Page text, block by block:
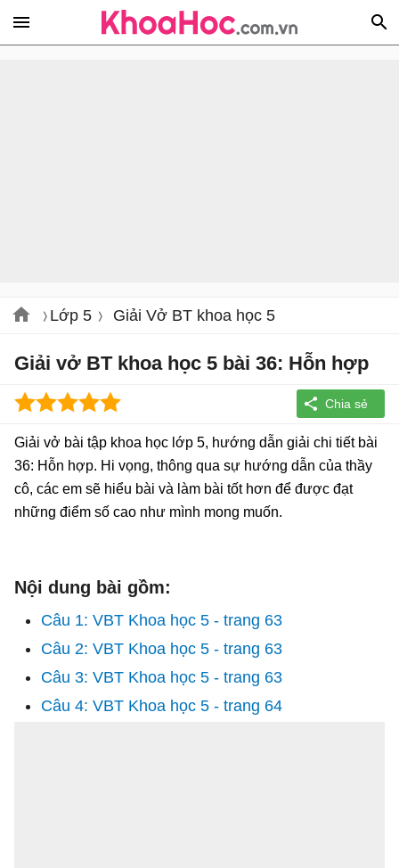
Lớp 5 Giải Vở BT khoa học 5
Giải vở BT khoa học 5 bài 36: Hỗn hợp
Giải vở bài tập khoa học lớp 5, hướng dẫn giải chi tiết bài
36: Hỗn hợp. Hi vọng, thông qua sự hướng dẫn của thầy
cô, các em sẽ hiểu bài và làm bài tốt hơn để được đạt
những điểm số cao như mình mong muốn.
Nội dung bài gồm:
Câu 1: VBT Khoa học 5 - trang 63
Câu 2: VBT Khoa học 5 - trang 63
Câu 3: VBT Khoa học 5 - trang 63
Câu 4: VBT Khoa học 5 - trang 64